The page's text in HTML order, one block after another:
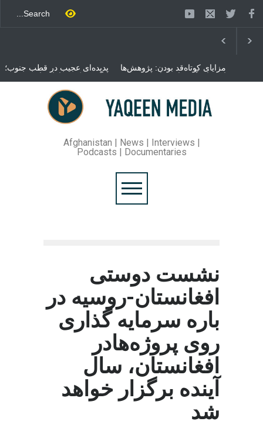
پدیده‌ای عجیب در قطب جنوب؛
پنگوئنی که هزاران بار در روز
می‌خوابد
مزایای کوتاه‌قد بودن: پژوهش‌ها
از فواید آن برای سلامتی
می‌گویند
محمدباقر قالیباف، رئیس
مجلس ایران، با انتقاد تند از
سیاست‌های دونالد ترمپ اعلام
کرد که واشنگتن تلاش دارد با
روند گفتگوها را از مسیر
مذاکره به سمت تسلیم سوق
دهد.
Afghanistan | News | Interviews |
Podcasts | Documentaries
نشست دوستی
افغانستان-روسیه در
باره سرمایه گذاری
روی پروژه‌هادر
افغانستان، سال
آینده برگزار ‌خواهد‌
شد